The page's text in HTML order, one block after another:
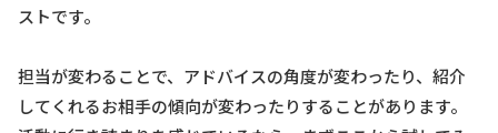
ストです。
担当が変わることで、アドバイスの角度が変わったり、紹介
してくれるお相手の傾向が変わったりすることがあります。